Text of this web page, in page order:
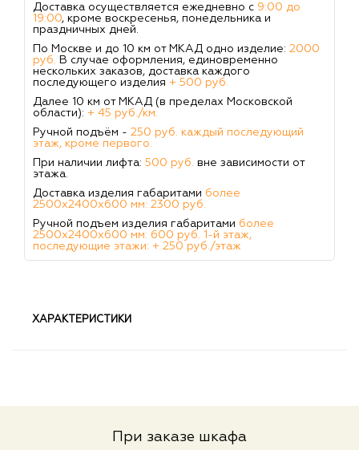
Доставка осуществляется ежедневно с 9:00 до
19:00, кроме воскресенья, понедельника и
праздничных дней.
По Москве и до 10 км от МКАД одно изделие: 2000
руб.
В случае оформления, единовременно
нескольких заказов, доставка каждого
последующего изделия + 500 руб.
Далее 10 км от МКАД (в пределах Московской
области): + 45 руб./км.
Ручной подъём - 250 руб. каждый последующий
этаж, кроме первого.
При наличии лифта: 500 руб. вне зависимости от
этажа.
Доставка изделия габаритами более
2500х2400х600 мм: 2300 руб.
Ручной подъем изделия габаритами более
2500х2400х600 мм: 600 руб. 1-й этаж,
последующие этажи: + 250 руб./этаж
ХАРАКТЕРИСТИКИ
При заказе шкафа